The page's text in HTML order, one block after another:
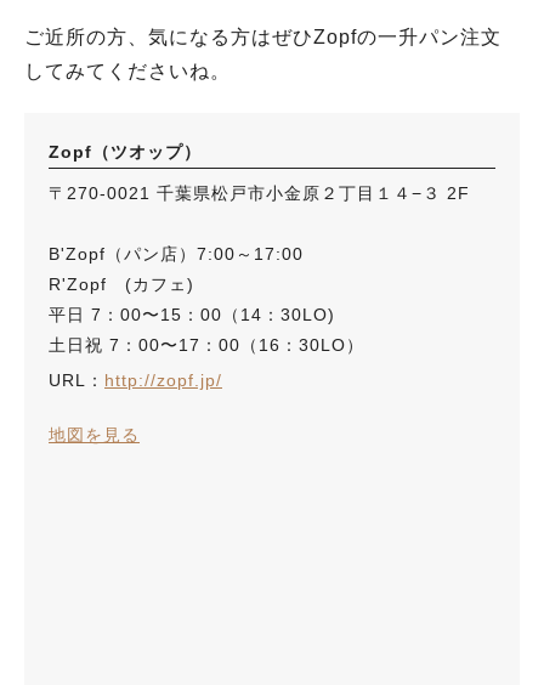
ご近所の方、気になる方はぜひZopfの一升パン注文
してみてくださいね。
Zopf（ツオップ）
〒270-0021 千葉県松戸市小金原２丁目１４−３ 2F
B'Zopf（パン店）7:00～17:00
R'Zopf (カフェ)
平日 7：00〜15：00（14：30LO)
土日祝 7：00〜17：00（16：30LO）
URL： http://zopf.jp/
地図を見る